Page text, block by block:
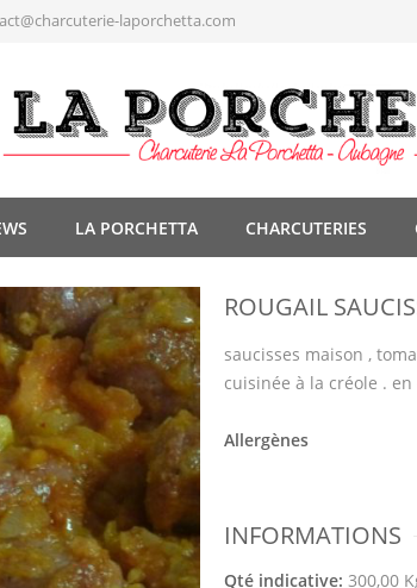
laporchetta.com
LA PORCHETTA CHARCUTERIES
ROUGAIL
saucisses maison ,
cuisinée à la créole .
Allergènes
INFORMATIONS
Qté indicative: 300,00